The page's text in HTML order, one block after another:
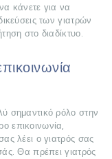
κάνετε για να
των γιατρών
στο διαδίκτυο.
σημαντικό ρόλο στην
επικοινωνία,
λέει ο γιατρός σας
Θα πρέπει γιατρός